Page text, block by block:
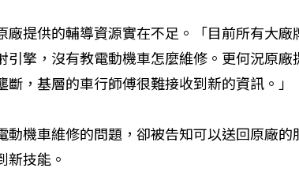
廠提供的輔導資源實在不足。「目前所有大廠
引擎，沒有教電動機車怎麼維修。更何況原
，基層的車行師傅很難接收到新的資訊。」
動機車維修的問題，卻被告知可以送回原廠的
新技能。